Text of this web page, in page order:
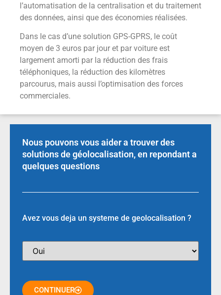
l’automatisation de la centralisation et du traitement
des données, ainsi que des économies réalisées.
Dans le cas d’une solution GPS-GPRS, le coût
moyen de 3 euros par jour et par voiture est
largement amorti par la réduction des frais
téléphoniques, la réduction des kilomètres
parcourus, mais aussi l’optimisation des forces
commerciales.
Nous pouvons vous aider a trouver des
solutions de géolocalisation, en repondant a
quelques questions
Avez vous deja un systeme de geolocalisation ?
CONTINUER